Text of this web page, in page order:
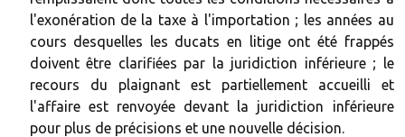
l'exonération de la taxe à l'importation ; les années au
cours desquelles les ducats en litige ont été frappés
doivent être clarifiées par la juridiction inférieure ; le
recours du plaignant est partiellement accueilli et
l'affaire est renvoyée devant la juridiction inférieure
pour plus de précisions et une nouvelle décision.